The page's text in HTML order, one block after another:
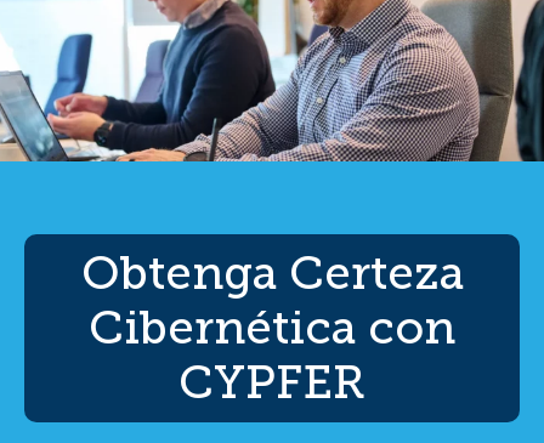
Obtenga Certeza
Cibernética con
CYPFER